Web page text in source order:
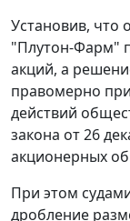
Установив,
"Плутон-Фарм"
акций, а
правомерно
действий
закона от 26
акционерных
При этом
дробление